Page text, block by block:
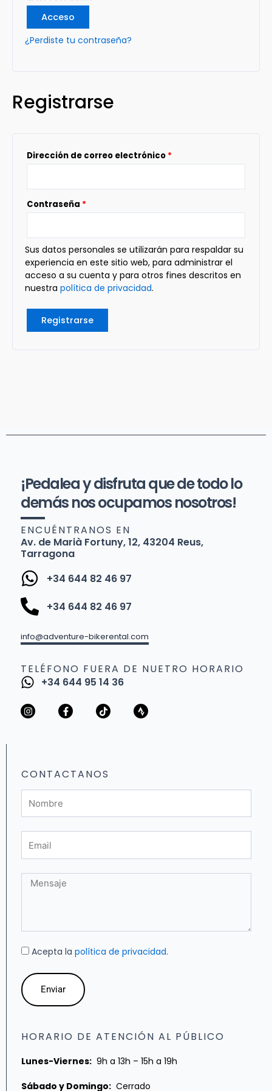
Acceso
¿Perdiste tu contraseña?
Registrarse
Dirección de correo electrónico *
Contraseña *
Sus datos personales se utilizarán para respaldar su
experiencia en este sitio web, para administrar el
acceso a su cuenta y para otros fines descritos en
nuestra política de privacidad.
Registrarse
¡Pedalea y disfruta que de todo lo
demás nos ocupamos nosotros!
ENCUÉNTRANOS EN
Av. de Marià Fortuny, 12, 43204 Reus,
Tarragona
+34 644 82 46 97
+34 644 82 46 97
info@adventure-bikerental.com
TELÉFONO FUERA DE NUETRO HORARIO
+34 644 95 14 36
I
n
a
m
F
a
k
-
f
T
i
S
t
CONTACTANOS
Mensaje
Acepta la política de privacidad.
Enviar
HORARIO DE ATENCIÓN AL PÚBLICO
Lunes-Viernes: 9h a 13h – 15h a 19h
Sábado y Domingo: Cerrado